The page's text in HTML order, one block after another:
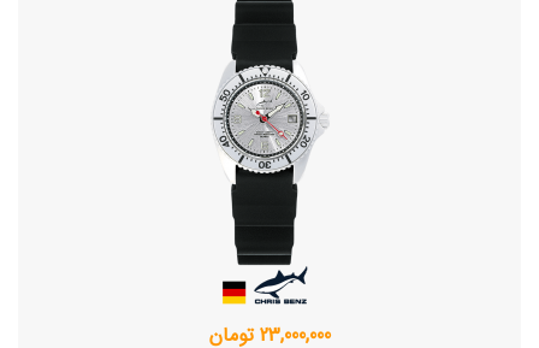
23,000,000 تومان